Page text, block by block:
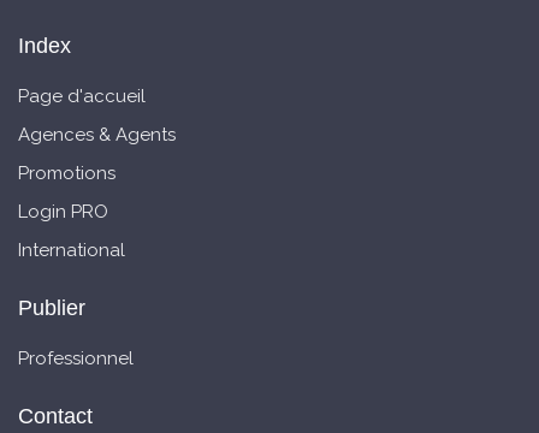
Index
Page d'accueil
Agences & Agents
Promotions
Login PRO
International
Publier
Professionnel
Contact